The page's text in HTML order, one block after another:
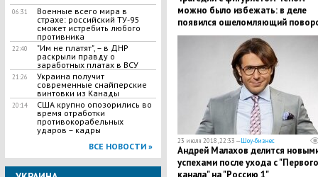
06:31
Военные всего мира в
страхе: российский ТУ-95
сможет истребить любого
противника
22:40
"Им не платят", – в ДНР
раскрыли правду о
заработных платах в ВСУ
21:26
Украина получит
современные снайперские
винтовки из Канады
20:14
США крупно опозорились во
время отработки
противокорабельных
ударов – кадры
ВСЕ НОВОСТИ »
можно было избежать: в деле
появился ошеломляющий
23 июля 2018, 22:33 —Шоу-бизнес
​Андрей Малахов делится
успехами после ухода с "Первого
канала" на "Россию 1"